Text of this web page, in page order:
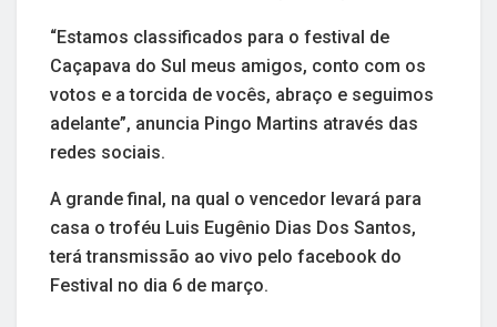
“Estamos classificados para o festival de
Caçapava do Sul meus amigos, conto com os
votos e a torcida de vocês, abraço e seguimos
adelante”, anuncia Pingo Martins através das
redes sociais.
A grande final, na qual o vencedor levará para
casa o troféu Luis Eugênio Dias Dos Santos,
terá transmissão ao vivo pelo facebook do
Festival no dia 6 de março.